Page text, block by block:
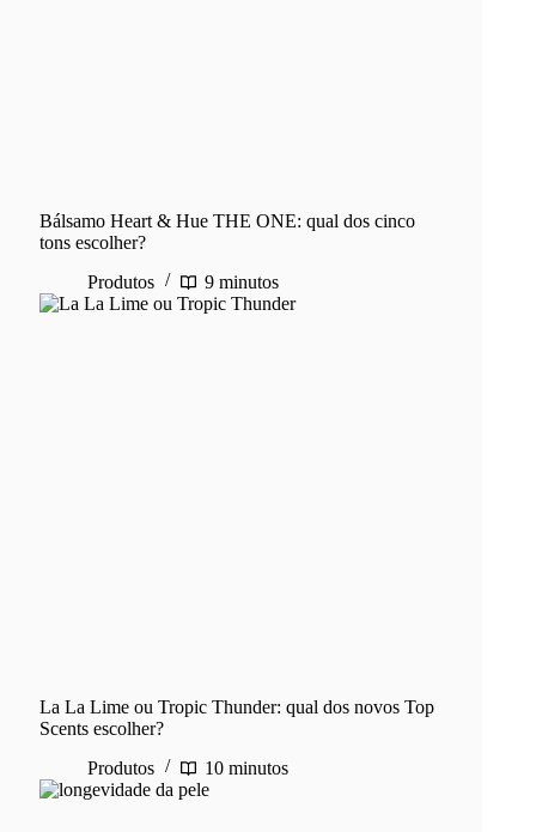
Bálsamo Heart & Hue THE ONE: qual dos cinco
tons escolher?
Produtos
9 minutos
La La Lime ou Tropic Thunder: qual dos novos Top
Scents escolher?
Produtos
10 minutos